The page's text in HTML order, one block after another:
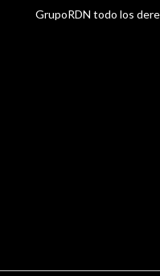
GrupoRDN todo los